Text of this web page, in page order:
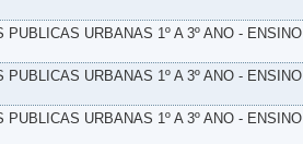
PUBLICAS URBANAS 1º A 3º ANO - ENSINO
PUBLICAS URBANAS 1º A 3º ANO - ENSINO
PUBLICAS URBANAS 1º A 3º ANO - ENSINO